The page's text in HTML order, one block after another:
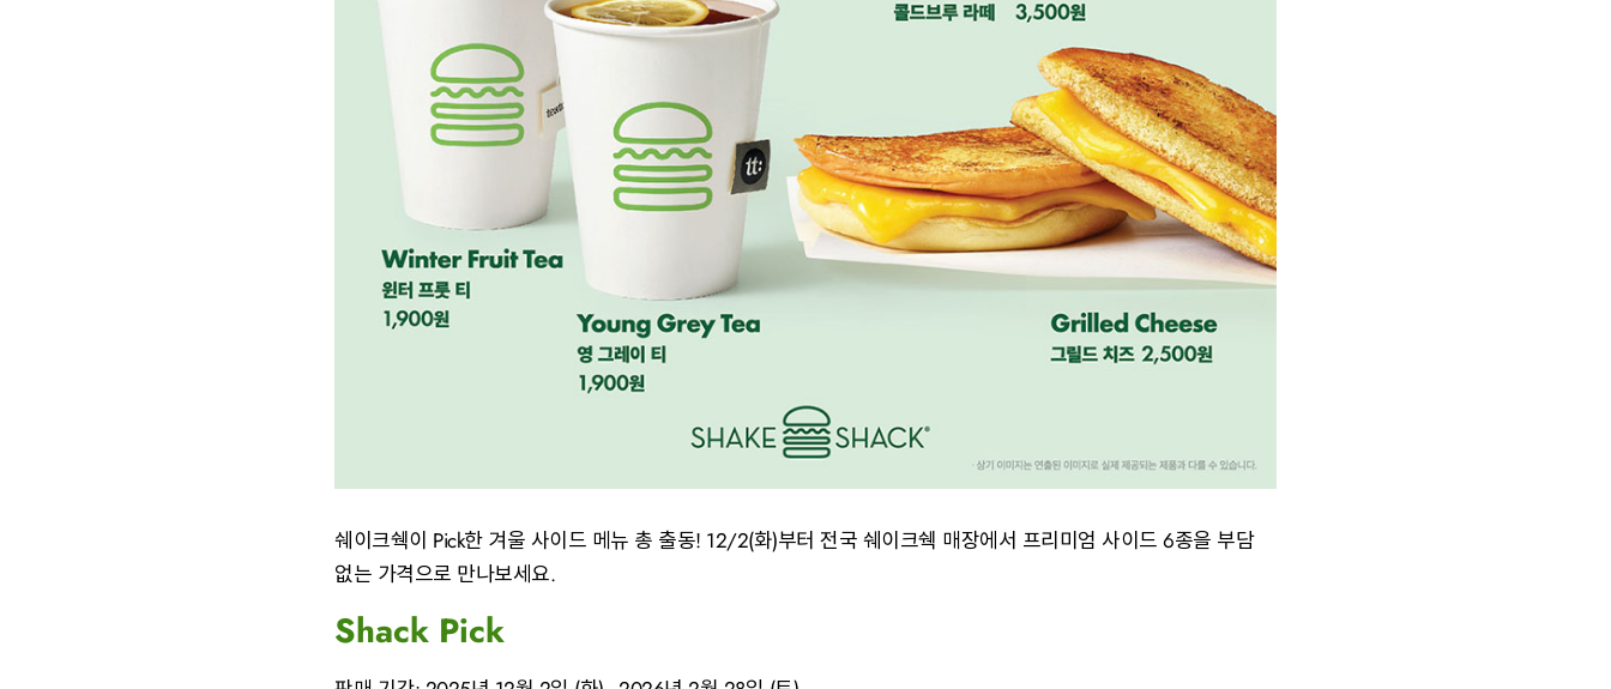
쉐이크쉑이 Pick한 겨울 사이드 메뉴 총 출동! 12/2(화)부터 전국 쉐이크쉑 매장에서 프리미엄 사이드 6종을 부담
없는 가격으로 만나보세요.
Shack Pick